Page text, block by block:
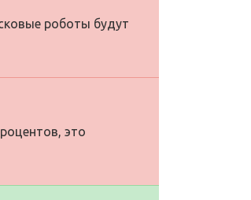
роботы будут
это